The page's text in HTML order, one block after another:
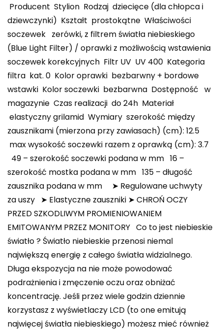
Producent Stylion Rodzaj dziecięce (dla chłopca i
dziewczynki) Kształt prostokątne Właściwości
soczewek zerówki, z filtrem światła niebieskiego
(Blue Light Filter) / oprawki z możliwością wstawienia
soczewek korekcyjnych Filtr UV UV 400 Kategoria
filtra kat. 0 Kolor oprawki bezbarwny + bordowe
wstawki Kolor soczewki bezbarwna Dostępność w
magazynie Czas realizacji do 24h Materiał
elastyczny grilamid Wymiary szerokość między
zausznikami (mierzona przy zawiasach) (cm): 12.5
max wysokość soczewki razem z oprawką (cm): 3.7
49 – szerokość soczewki podana w mm 16 –
szerokość mostka podana w mm 135 – długość
zausznika podana w mm ➤ Regulowane uchwyty
za uszy ➤ Elastyczne zauszniki ➤ CHROŃ OCZY
PRZED SZKODLIWYM PROMIENIOWANIEM
EMITOWANYM PRZEZ MONITORY Co to jest niebieskie
światło ? Światło niebieskie przenosi niemal
największą energię z całego światła widzialnego.
Długa ekspozycja na nie może powodować
podrażnienia i zmęczenie oczu oraz obniżać
koncentrację. Jeśli przez wiele godzin dziennie
korzystasz z wyświetlaczy LCD (to one emitują
najwięcej światła niebieskiego) możesz mieć również